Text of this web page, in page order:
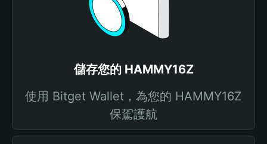
儲存您的 HAMMY16Z
使用 Bitget Wallet，為您的 HAMMY16Z
保駕護航